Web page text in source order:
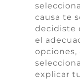
causa te
decidiste
el
opciones,
explicar